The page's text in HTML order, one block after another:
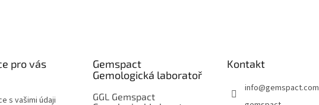
pro vás
s vašimi údaji
Gemspact
Gemologická laboratoř
GGL Gemspact
Kontakt
info@gemspact.com